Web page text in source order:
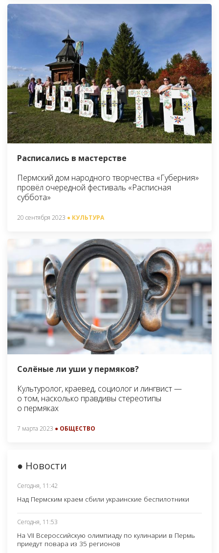
Расписались в мастерстве
Пермский дом народного творчества «Губерния»
провёл очередной фестиваль «Расписная
суббота»
20 сентября 2023 ● КУЛЬТУРА
Солёные ли уши у пермяков?
Культуролог, краевед, социолог и лингвист —
о том, насколько правдивы стереотипы
о пермяках
7 марта 2023 ● ОБЩЕСТВО
● Новости
Сегодня, 11:42
Над Пермским краем сбили украинские беспилотники
Сегодня, 11:53
На VII Всероссийскую олимпиаду по кулинарии в Пермь
приедут повара из 35 регионов